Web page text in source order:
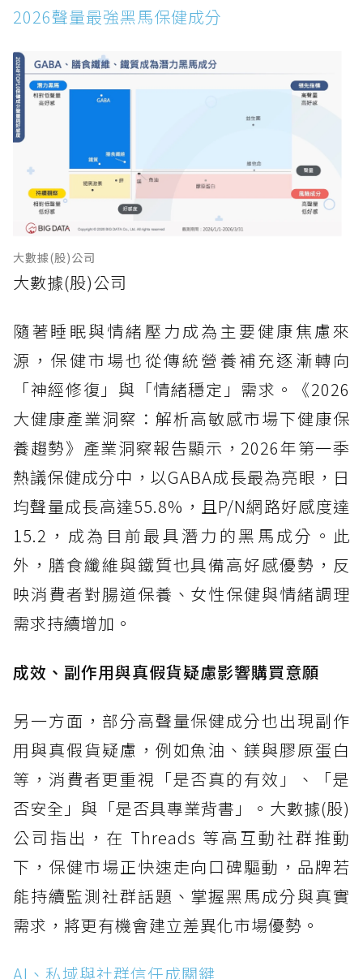
2026聲量最強黑馬保健成分
大數據(股)公司
大數據(股)公司
隨著睡眠與情緒壓力成為主要健康焦慮來
源，保健市場也從傳統營養補充逐漸轉向
「神經修復」與「情緒穩定」需求。《2026
大健康產業洞察：解析高敏感市場下健康保
養趨勢》產業洞察報告顯示，2026年第一季
熱議保健成分中，以GABA成長最為亮眼，日
均聲量成長高達55.8%，且P/N網路好感度達
15.2，成為目前最具潛力的黑馬成分。此
外，膳食纖維與鐵質也具備高好感優勢，反
映消費者對腸道保養、女性保健與情緒調理
需求持續增加。
成效、副作用與真假貨疑慮影響購買意願
另一方面，部分高聲量保健成分也出現副作
用與真假貨疑慮，例如魚油、鎂與膠原蛋白
等，消費者更重視「是否真的有效」、「是
否安全」與「是否具專業背書」。大數據(股)
公司指出，在 Threads 等高互動社群推動
下，保健市場正快速走向口碑驅動，品牌若
能持續監測社群話題、掌握黑馬成分與真實
需求，將更有機會建立差異化市場優勢。
AI、私域與社群信任成關鍵